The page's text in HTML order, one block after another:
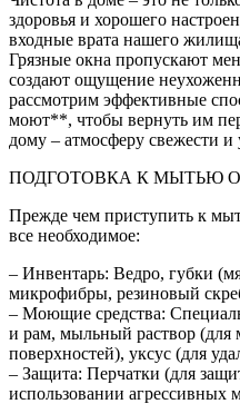
здоровья и хорошего
входные врата нашего
Грязные окна пропускают
создают ощущение
рассмотрим эффективные
моют**, чтобы вернуть им
дому – атмосферу свежести и
ПОДГОТОВКА К МЫТЬЮ
Прежде чем приступить к
все необходимое:
– Инвентарь: Ведро, губки
микрофибры, резиновый
– Моющие средства:
и рам, мыльный раствор (для
поверхностей), уксус (для
– Защита: Перчатки (для
использовании агрессивных